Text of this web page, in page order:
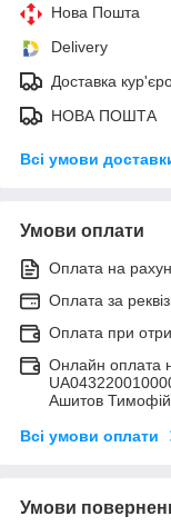
Нова Пошта
Delivery
Доставка
НОВА ПОШТА
Всі умови
Умови оплати
Оплата на
Оплата за
Оплата при
Онлайн оплата
Ашитов
Всі умови оплати
Умови